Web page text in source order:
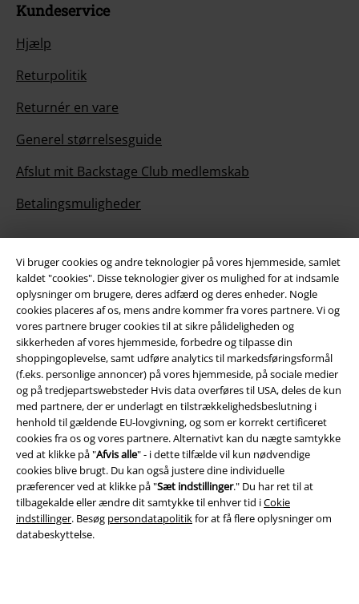
Vi bruger cookies og andre teknologier på vores hjemmeside, samlet
kaldet "cookies". Disse teknologier giver os mulighed for at indsamle
oplysninger om brugere, deres adfærd og deres enheder. Nogle
cookies placeres af os, mens andre kommer fra vores partnere. Vi og
vores partnere bruger cookies til at sikre pålideligheden og
sikkerheden af ​​vores hjemmeside, forbedre og tilpasse din
shoppingoplevelse, samt udføre analytics til markedsføringsformål
(f.eks. personlige annoncer) på vores hjemmeside, på sociale medier
og på tredjepartswebsteder Hvis data overføres til USA, deles de kun
med partnere, der er underlagt en tilstrækkelighedsbeslutning i
henhold til gældende EU-lovgivning, og som er korrekt certificeret
cookies fra os og vores partnere. Alternativt kan du nægte samtykke
ved at klikke på "Afvis alle" - i dette tilfælde vil kun nødvendige
cookies blive brugt. Du kan også justere dine individuelle
præferencer ved at klikke på "Sæt indstillinger." Du har ret til at
tilbagekalde eller ændre dit samtykke til enhver tid iCokie
indstillinger. Besøg persondatapolitikfor at få flere oplysninger om
databeskyttelse.
Kundeservice
Hjælp
Returpolitik
Returnér en vare
Generel størrelsesguide
Afslut mit Backstage Club medlemskab
Betalingsmuligheder
Til dig
Konkurrencer
Bestil EMP-gavekort
EMP Studenterrabat
EMP Backstage Club
Mere EMP
Partnerprogram
Bæredygtighed